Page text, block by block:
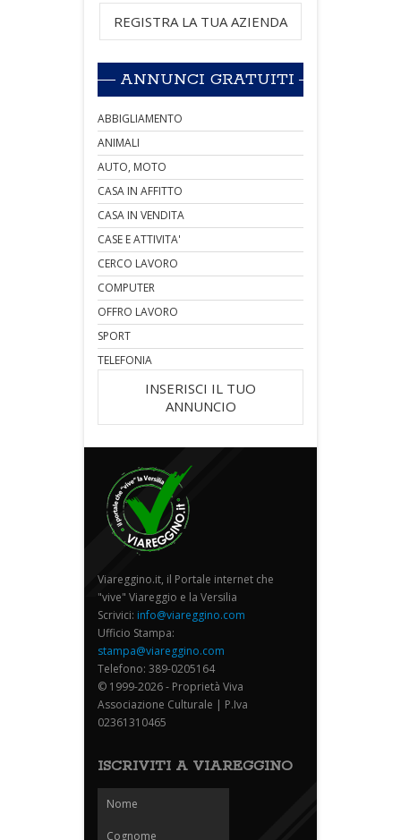
REGISTRA LA TUA AZIENDA
ANNUNCI GRATUITI
ABBIGLIAMENTO
ANIMALI
AUTO, MOTO
CASA IN AFFITTO
CASA IN VENDITA
CASE E ATTIVITA'
CERCO LAVORO
COMPUTER
OFFRO LAVORO
SPORT
TELEFONIA
INSERISCI IL TUO
ANNUNCIO
Viareggino.it, il Portale internet che
"vive" Viareggio e la Versilia
Scrivici: info@viareggino.com
Ufficio Stampa:
stampa@viareggino.com
Telefono: 389-0205164
© 1999-2026 - Proprietà Viva
Associazione Culturale | P.Iva
02361310465
ISCRIVITI A VIAREGGINO